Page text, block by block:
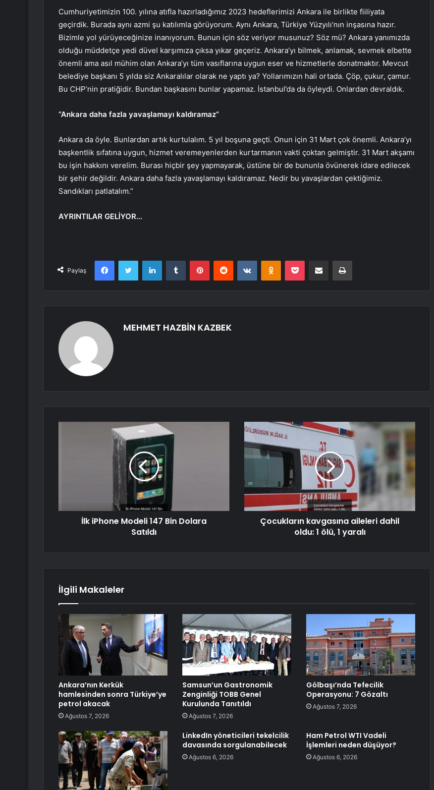
Cumhuriyetimizin 100. yılına atıfla hazırladığımız 2023 hedeflerimizi Ankara ile birlikte fiiliyata
geçirdik. Burada aynı azmi şu katılımla görüyorum. Aynı Ankara, Türkiye Yüzyılı’nın inşasına hazır.
Bizimle yol yürüyeceğinize inanıyorum. Bunun için söz veriyor musunuz? Söz mü? Ankara yanımızda
olduğu müddetçe yedi düvel karşımıza çıksa yıkar geçeriz. Ankara’yı bilmek, anlamak, sevmek elbette
önemli ama asıl mühim olan Ankara’yı tüm vasıflarına uygun eser ve hizmetlerle donatmaktır. Mevcut
belediye başkanı 5 yılda siz Ankaralılar olarak ne yaptı ya? Yollarımızın hali ortada. Çöp, çukur, çamur.
Bu CHP’nin pratiğidir. Bundan başkasını bunlar yapamaz. İstanbul’da da öyleydi. Onlardan devraldık.
“Ankara daha fazla yavaşlamayı kaldıramaz”
Ankara da öyle. Bunlardan artık kurtulalım. 5 yıl boşuna geçti. Onun için 31 Mart çok önemli. Ankara’yı
başkentlik sıfatına uygun, hizmet veremeyenlerden kurtarmanın vakti çoktan gelmiştir. 31 Mart akşamı
bu işin hakkını verelim. Burası hiçbir şey yapmayarak, üstüne bir de bununla övünerek idare edilecek
bir şehir değildir. Ankara daha fazla yavaşlamayı kaldıramaz. Nedir bu yavaşlardan çektiğimiz.
Sandıkları patlatalım.”
AYRINTILAR GELİYOR…
Paylaş
FacebookTwitter LinkedInTumblr PinterestReddit VKontakteOdnoklassniki
Pocket E-Posta ile paylaş Yazdır
MEHMET HAZBİN KAZBEK
İlk iPhone Modeli 147 Bin Dolara
Satıldı
Çocukların kavgasına aileleri dahil
oldu: 1 ölü, 1 yaralı
İlgili Makaleler
Ankara’nın Kerkük
hamlesinden sonra Türkiye’ye
petrol akacak
Ağustos 7, 2026
Samsun’un Gastronomik
Zenginliği TOBB Genel
Kurulunda Tanıtıldı
Ağustos 7, 2026
Gölbaşı’nda Tefecilik
Operasyonu: 7 Gözaltı
Ağustos 7, 2026
LinkedIn yöneticileri tekelcilik
davasında sorgulanabilecek
Ağustos 6, 2026
Ham Petrol WTI Vadeli
İşlemleri neden düşüyor?
Ağustos 6, 2026